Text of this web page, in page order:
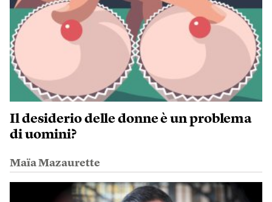
Il desiderio delle donne è un problema
di uomini?
Maïa Mazaurette